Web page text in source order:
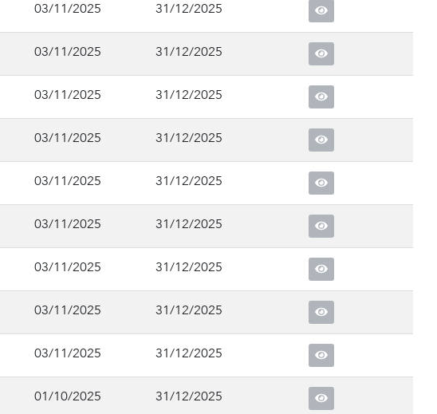
03/11/2025 31/12/2025
03/11/2025 31/12/2025
03/11/2025 31/12/2025
03/11/2025 31/12/2025
03/11/2025 31/12/2025
03/11/2025 31/12/2025
03/11/2025 31/12/2025
03/11/2025 31/12/2025
03/11/2025 31/12/2025
01/10/2025 31/12/2025